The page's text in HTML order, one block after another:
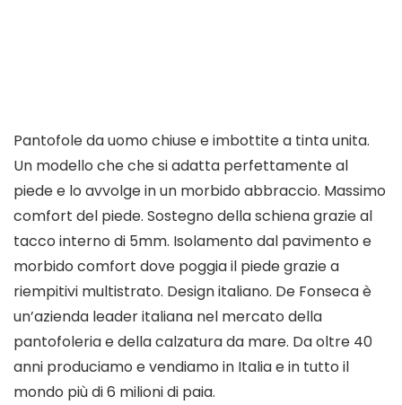
Pantofole da uomo chiuse e imbottite a tinta unita.
Un modello che che si adatta perfettamente al
piede e lo avvolge in un morbido abbraccio. Massimo
comfort del piede. Sostegno della schiena grazie al
tacco interno di 5mm. Isolamento dal pavimento e
morbido comfort dove poggia il piede grazie a
riempitivi multistrato. Design italiano. De Fonseca è
un’azienda leader italiana nel mercato della
pantofoleria e della calzatura da mare. Da oltre 40
anni produciamo e vendiamo in Italia e in tutto il
mondo più di 6 milioni di paia.